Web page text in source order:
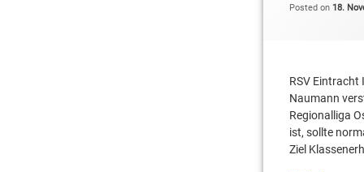
Posted on 18.
RSV Eintracht
Naumann
Regionalliga
ist, sollte
Ziel
Jaime Meißner
JBBL